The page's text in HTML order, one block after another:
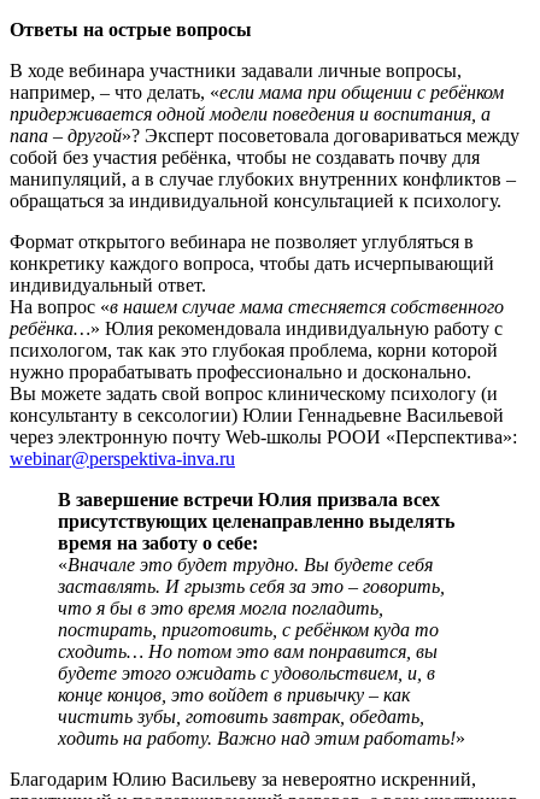
Ответы на острые вопросы
В ходе вебинара участники задавали личные вопросы,
например, – что делать, «если мама при общении с ребёнком
придерживается одной модели поведения и воспитания, а
папа – другой»? Эксперт посоветовала договариваться между
собой без участия ребёнка, чтобы не создавать почву для
манипуляций, а в случае глубоких внутренних конфликтов –
обращаться за индивидуальной консультацией к психологу.
Формат открытого вебинара не позволяет углубляться в
конкретику каждого вопроса, чтобы дать исчерпывающий
индивидуальный ответ.
На вопрос «в нашем случае мама стесняется собственного
ребёнка…» Юлия рекомендовала индивидуальную работу с
психологом, так как это глубокая проблема, корни которой
нужно прорабатывать профессионально и досконально.
Вы можете задать свой вопрос клиническому психологу (и
консультанту в сексологии) Юлии Геннадьевне Васильевой
через электронную почту Web-школы РООИ «Перспектива»:
webinar@perspektiva-inva.ru
В завершение встречи Юлия призвала всех
присутствующих целенаправленно выделять
время на заботу о себе:
«Вначале это будет трудно. Вы будете себя
заставлять. И грызть себя за это – говорить,
что я бы в это время могла погладить,
постирать, приготовить, с ребёнком куда то
сходить… Но потом это вам понравится, вы
будете этого ожидать с удовольствием, и, в
конце концов, это войдет в привычку – как
чистить зубы, готовить завтрак, обедать,
ходить на работу. Важно над этим работать!»
Благодарим Юлию Васильеву за невероятно искренний,